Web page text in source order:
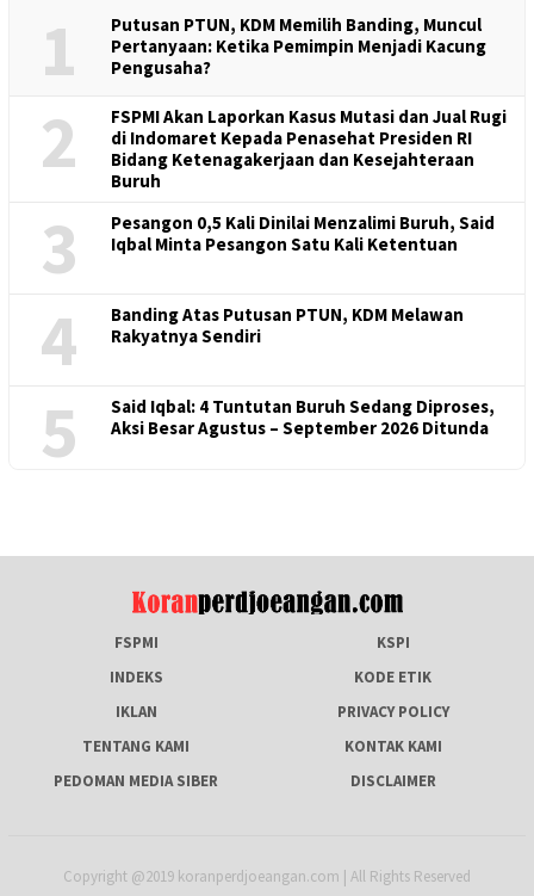
1
Putusan PTUN, KDM Memilih Banding, Muncul
Pertanyaan: Ketika Pemimpin Menjadi Kacung
Pengusaha?
2
FSPMI Akan Laporkan Kasus Mutasi dan Jual Rugi
di Indomaret Kepada Penasehat Presiden RI
Bidang Ketenagakerjaan dan Kesejahteraan
Buruh
3
Pesangon 0,5 Kali Dinilai Menzalimi Buruh, Said
Iqbal Minta Pesangon Satu Kali Ketentuan
4
Banding Atas Putusan PTUN, KDM Melawan
Rakyatnya Sendiri
5
Said Iqbal: 4 Tuntutan Buruh Sedang Diproses,
Aksi Besar Agustus – September 2026 Ditunda
FSPMI
KSPI
INDEKS
KODE ETIK
IKLAN
PRIVACY POLICY
TENTANG KAMI
KONTAK KAMI
PEDOMAN MEDIA SIBER
DISCLAIMER
Copyright @2019 koranperdjoeangan.com | All Rights Reserved